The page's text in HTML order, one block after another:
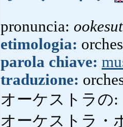
pronuncia:
etimologia:
parola chiave:
traduzione:
オーケストラの:
オーケストラ・